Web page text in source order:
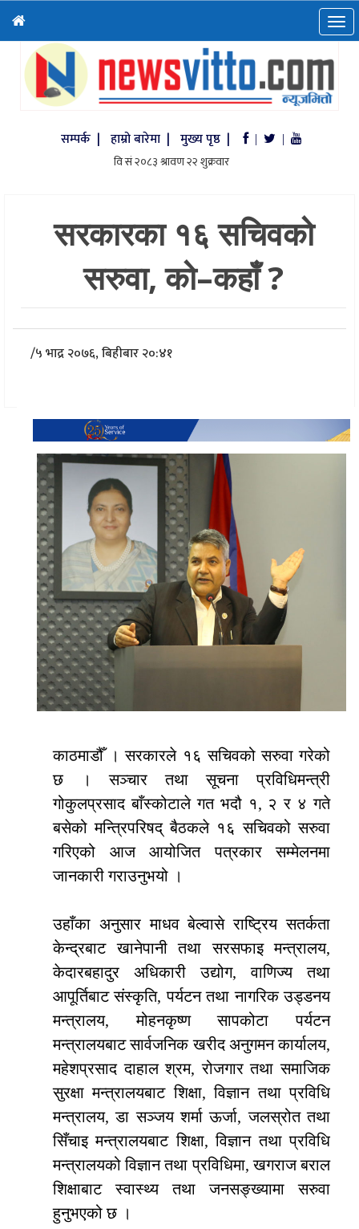
सम्पर्क | हाम्रो बारेमा | मुख्य पृष्ठ | | |
सरकारका १६ सचिवको
सरुवा, को–कहाँ ?
/५ भाद्र २०७६, बिहीबार २०:४१
काठमाडौँ । सरकारले १६ सचिवको सरुवा गरेको
छ । सञ्चार तथा सूचना प्रविधिमन्त्री
गोकुलप्रसाद बाँस्कोटाले गत भदौ १, २ र ४ गते
बसेको मन्त्रिपरिषद् बैठकले १६ सचिवको सरुवा
गरिएको आज आयोजित पत्रकार सम्मेलनमा
जानकारी गराउनुभयो ।
उहाँका अनुसार माधव बेल्वासे राष्ट्रिय सतर्कता
केन्द्रबाट खानेपानी तथा सरसफाइ मन्त्रालय,
केदारबहादुर अधिकारी उद्योग, वाणिज्य तथा
आपूर्तिबाट संस्कृति, पर्यटन तथा नागरिक उड्डनय
मन्त्रालय, मोहनकृष्ण सापकोटा पर्यटन
मन्त्रालयबाट सार्वजनिक खरीद अनुगमन कार्यालय,
महेशप्रसाद दाहाल श्रम, रोजगार तथा समाजिक
सुरक्षा मन्त्रालयबाट शिक्षा, विज्ञान तथा प्रविधि
मन्त्रालय, डा सञ्जय शर्मा ऊर्जा, जलस्रोत तथा
सिँचाइ मन्त्रालयबाट शिक्षा, विज्ञान तथा प्रविधि
मन्त्रालयको विज्ञान तथा प्रविधिमा, खगराज बराल
शिक्षाबाट स्वास्थ्य तथा जनसङ्ख्यामा सरुवा
हुनुभएको छ ।